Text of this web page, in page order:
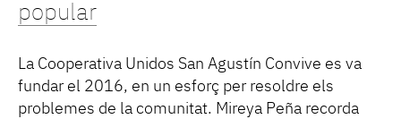
popular
La Cooperativa Unidos San Agustín Convive es va
fundar el 2016, en un esforç per resoldre els
problemes de la comunitat. Mireya Peña recorda